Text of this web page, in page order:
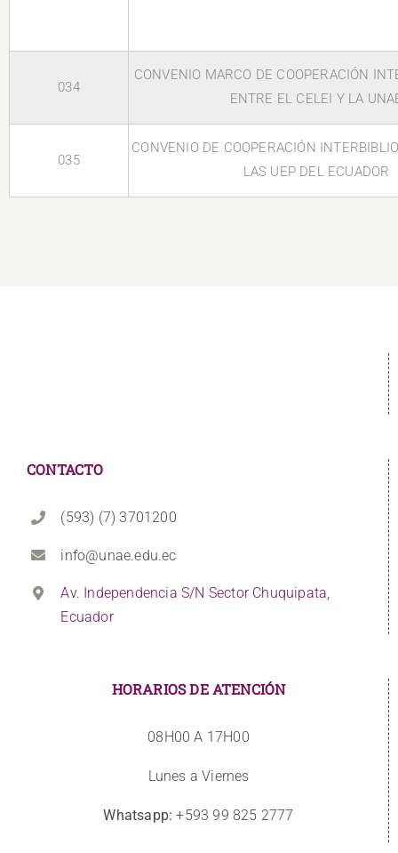
034
CONVENIO MARCO DE COOPERACIÓN
ENTRE EL CELEI Y LA
035
CONVENIO DE COOPERACIÓN
LAS UEP DEL ECUADOR
CONTACTO
(593) (7) 3701200
info@unae.edu.ec
Av. Independencia S/N Sector Chuquipata,
Ecuador
HORARIOS DE ATENCIÓN
08H00 A 17H00
Lunes a Viernes
Whatsapp: +593 99 825 2777